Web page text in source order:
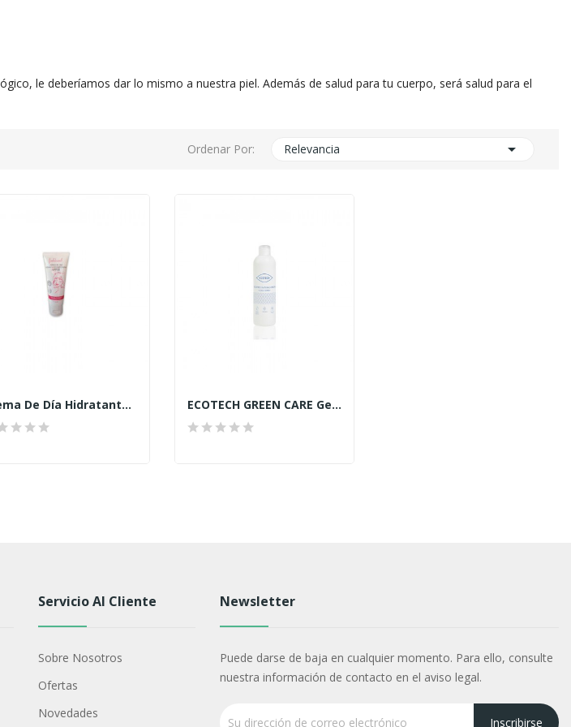
le deberíamos dar lo mismo a nuestra piel. Además de salud para tu cuerpo, será salud para el
Ordenar Por: Relevancia 
Crema De Día Hidratante Intensiva SPF 15... ECOTECH GREEN CARE Gel Dermo
Servicio Al Cliente
Sobre Nosotros
Ofertas
Novedades
Newsletter
Puede darse de baja en cualquier momento. Para ello, consulte
nuestra información de contacto en el aviso legal.